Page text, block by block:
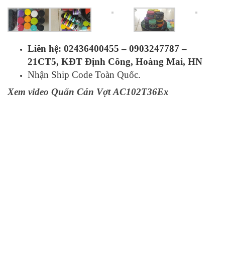
Liên hệ: 02436400455 – 0903247787 –
21CT5, KĐT Định Công, Hoàng Mai, HN
Nhận Ship Code Toàn Quốc.
Xem video Quấn Cán Vợt AC102T36Ex